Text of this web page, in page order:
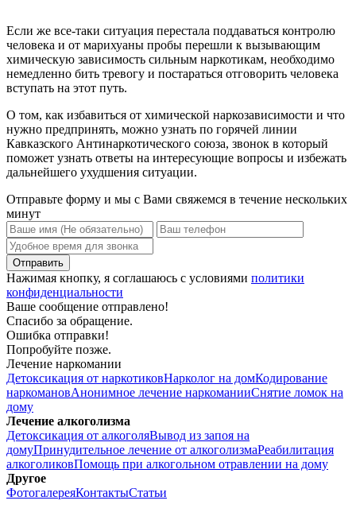
Если же все-таки ситуация перестала поддаваться контролю
человека и от марихуаны пробы перешли к вызывающим
химическую зависимость сильным наркотикам, необходимо
немедленно бить тревогу и постараться отговорить человека
вступать на этот путь.
О том, как избавиться от химической наркозависимости и что
нужно предпринять, можно узнать по горячей линии
Кавказского Антинаркотического союза, звонок в который
поможет узнать ответы на интересующие вопросы и избежать
дальнейшего ухудшения ситуации.
Отправьте форму и мы с Вами свяжемся в течение нескольких
минут
Нажимая кнопку, я соглашаюсь с условиями политики
конфиденциальности
Ваше сообщение отправлено!
Спасибо за обращение.
Ошибка отправки!
Попробуйте позже.
Лечение наркомании
Детоксикация от наркотиковНарколог на домКодирование
наркомановАнонимное лечение наркоманииСнятие ломок на
дому
Лечение алкоголизма
Детоксикация от алкоголяВывод из запоя на
домуПринудительное лечение от алкоголизмаРеабилитация
алкоголиковПомощь при алкогольном отравлении на дому
Другое
ФотогалереяКонтактыСтатьи